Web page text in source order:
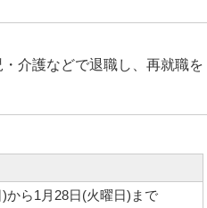
介護などで退職し、再就職を
から1月28日(火曜日)まで